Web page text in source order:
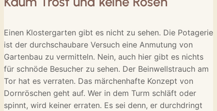
Einen Klostergarten gibt es nicht zu sehen. Die Potagerie
ist der durchschaubare Versuch eine Anmutung von
Gartenbau zu vermitteln. Nein, auch hier gibt es nichts
für schnöde Besucher zu sehen. Der Beinwellstrauch am
Tor hat es verraten. Das märchenhafte Konzept von
Dornröschen geht auf. Wer in dem Turm schläft oder
spinnt, wird keiner erraten. Es sei denn, er durchdringt